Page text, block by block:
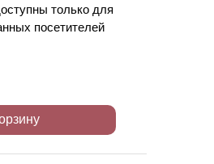
только для
посетителей